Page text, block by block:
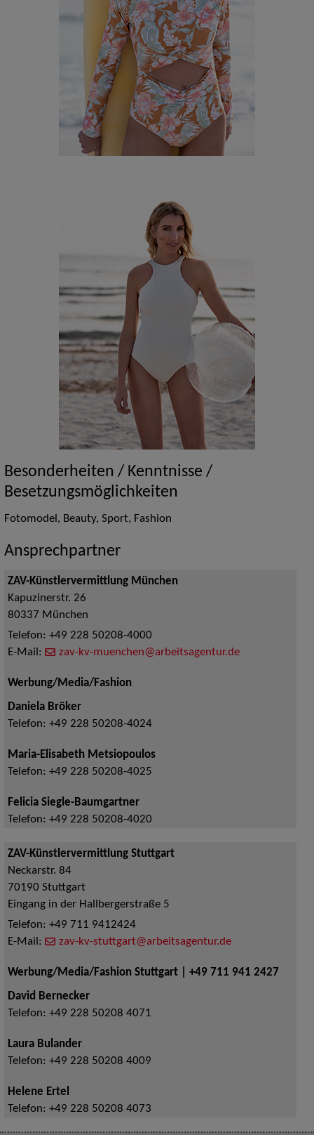
Besonderheiten / Kenntnisse /
Besetzungsmöglichkeiten
Fotomodel, Beauty, Sport, Fashion
Ansprechpartner
ZAV-Künstlervermittlung München
Kapuzinerstr. 26
80337 München
Telefon: +49 228 50208-4000
E-Mail:
zav-kv-muenchen@arbeitsagentur.de
Werbung/Media/Fashion
Daniela Bröker
Telefon: +49 228 50208-4024
Maria-Elisabeth Metsiopoulos
Telefon: +49 228 50208-4025
Felicia Siegle-Baumgartner
Telefon: +49 228 50208-4020
ZAV-Künstlervermittlung Stuttgart
Neckarstr. 84
70190 Stuttgart
Eingang in der Hallbergerstraße 5
Telefon: +49 711 9412424
E-Mail:
zav-kv-stuttgart@arbeitsagentur.de
Werbung/Media/Fashion Stuttgart | +49 711 941 2427
David Bernecker
Telefon: +49 228 50208 4071
Laura Bulander
Telefon: +49 228 50208 4009
Helene Ertel
Telefon: +49 228 50208 4073